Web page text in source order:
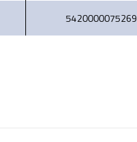
5420000075269